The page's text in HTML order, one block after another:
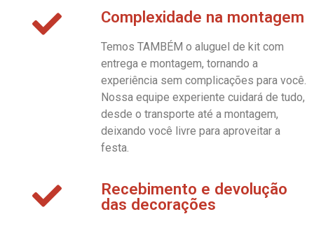
Complexidade na montagem
Temos TAMBÉM o aluguel de kit com
entrega e montagem, tornando a
experiência sem complicações para você.
Nossa equipe experiente cuidará de tudo,
desde o transporte até a montagem,
deixando você livre para aproveitar a
festa.
Recebimento e devolução
das decorações